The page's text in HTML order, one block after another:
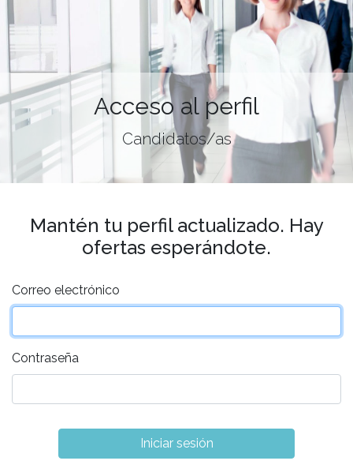
Acceso al perfil
Candidatos/as
Mantén tu perfil actualizado. Hay
ofertas esperándote.
Correo electrónico
Contraseña